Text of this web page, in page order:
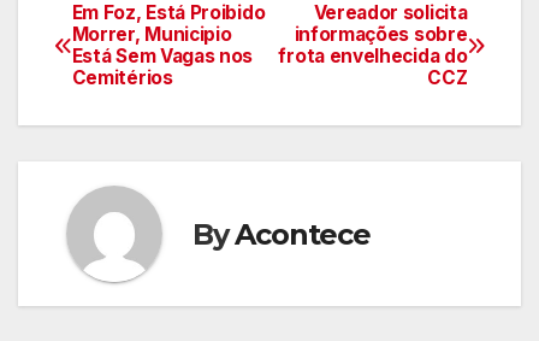
Navegação
de
artigos
Vereador solicita
informações sobre
frota envelhecida do
CCZ
Em Foz, Está Proibido
Morrer, Municipio
Está Sem Vagas nos
Cemitérios
ByAcontece